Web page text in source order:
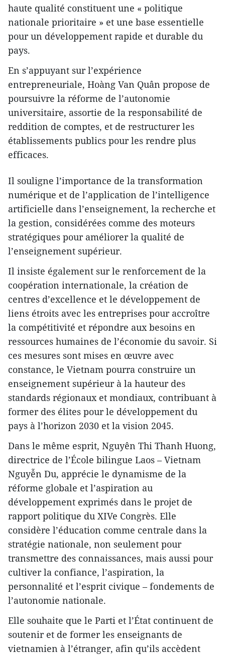
haute qualité constituent une « politique
nationale prioritaire » et une base essentielle
pour un développement rapide et durable du
pays.
En s’appuyant sur l’expérience
entrepreneuriale, Hoàng Van Quân propose de
poursuivre la réforme de l’autonomie
universitaire, assortie de la responsabilité de
reddition de comptes, et de restructurer les
établissements publics pour les rendre plus
efficaces.
Il souligne l’importance de la transformation
numérique et de l’application de l’intelligence
artificielle dans l’enseignement, la recherche et
la gestion, considérées comme des moteurs
stratégiques pour améliorer la qualité de
l’enseignement supérieur.
Il insiste également sur le renforcement de la
coopération internationale, la création de
centres d’excellence et le développement de
liens étroits avec les entreprises pour accroître
la compétitivité et répondre aux besoins en
ressources humaines de l’économie du savoir. Si
ces mesures sont mises en œuvre avec
constance, le Vietnam pourra construire un
enseignement supérieur à la hauteur des
standards régionaux et mondiaux, contribuant à
former des élites pour le développement du
pays à l’horizon 2030 et la vision 2045.
Dans le même esprit, Nguyên Thi Thanh Huong,
directrice de l’École bilingue Laos – Vietnam
Nguyễn Du, apprécie le dynamisme de la
réforme globale et l’aspiration au
développement exprimés dans le projet de
rapport politique du XIVe Congrès. Elle
considère l’éducation comme centrale dans la
stratégie nationale, non seulement pour
transmettre des connaissances, mais aussi pour
cultiver la confiance, l’aspiration, la
personnalité et l’esprit civique – fondements de
l’autonomie nationale.
Elle souhaite que le Parti et l’État continuent de
soutenir et de former les enseignants de
vietnamien à l’étranger, afin qu’ils accèdent